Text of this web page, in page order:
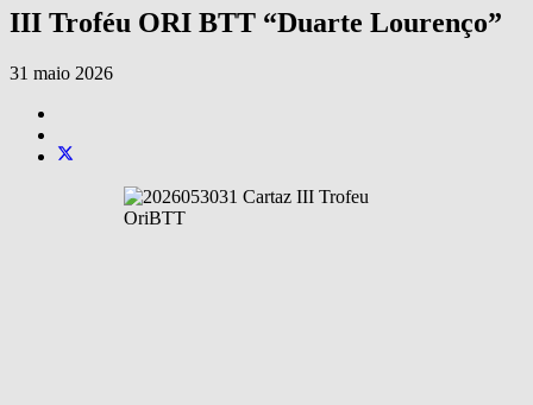
III Troféu ORI BTT “Duarte Lourenço”
31 maio 2026